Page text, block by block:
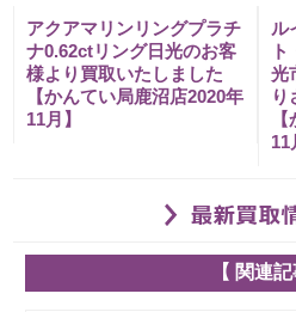
アクアマリンリングプラチ
ナ0.62ctリング日光のお客
様より買取いたしました
【かんてい局鹿沼店2020年
11月】
ル
光
り
11
【 関連記